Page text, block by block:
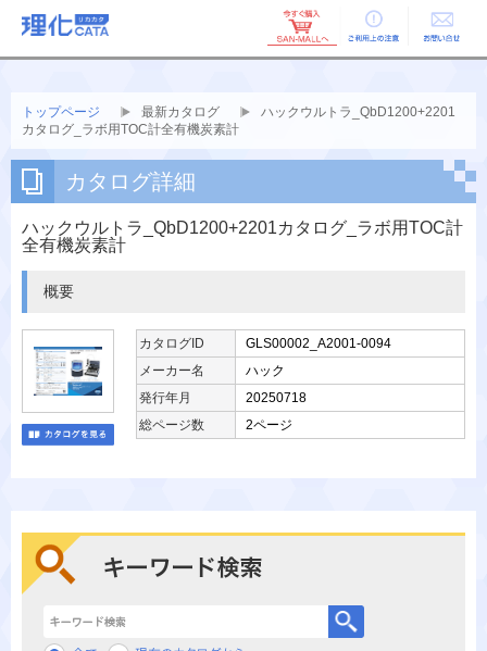
ご利用上の お問い合せ
トップページ 最新カタログ
ハックウルトラ_QbD1200+2201
カタログ_ラボ用TOC計全有機炭素計
カタログ詳細
ハックウルトラ_QbD1200+2201カタログ_ラボ用TOC計
全有機炭素計
概要
カタログID
GLS00002_A2001-0094
メーカー名
ハック
発行年月
20250718
総ページ数
2ページ
キーワード検索